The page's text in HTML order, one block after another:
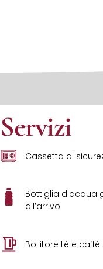
Servizi
Cassetta di
Bottiglia d'acqua
all’arrivo
Bollitore tè e caffè